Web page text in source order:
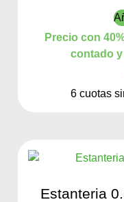
Precio con
contado
6 cuotas
Estanteria